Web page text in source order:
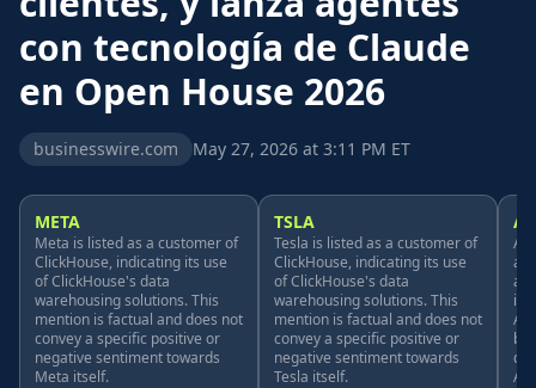
con tecnología de Claude
en Open House 2026
businesswire.com May 27, 2026 at 3:11 PM ET
META
Meta is listed as a customer of
ClickHouse, indicating its use
of ClickHouse's data
warehousing solutions. This
mention is factual and does not
convey a specific positive or
negative sentiment towards
Meta itself.
TSLA
Tesla is listed as a customer of
ClickHouse, indicating its use
of ClickHouse's data
warehousing solutions. This
mention is factual and does not
convey a specific positive or
negative sentiment towards
Tesla itself.